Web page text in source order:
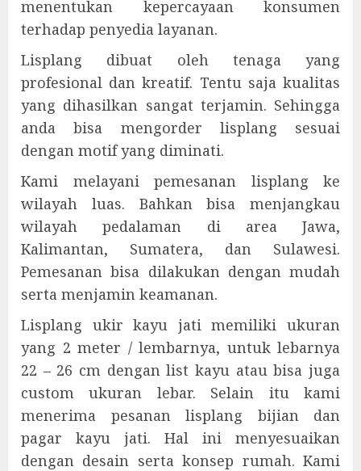
menentukan kepercayaan konsumen
terhadap penyedia layanan.
Lisplang dibuat oleh tenaga yang
profesional dan kreatif. Tentu saja kualitas
yang dihasilkan sangat terjamin. Sehingga
anda bisa mengorder lisplang sesuai
dengan motif yang diminati.
Kami melayani pemesanan lisplang ke
wilayah luas. Bahkan bisa menjangkau
wilayah pedalaman di area Jawa,
Kalimantan, Sumatera, dan Sulawesi.
Pemesanan bisa dilakukan dengan mudah
serta menjamin keamanan.
Lisplang ukir kayu jati memiliki ukuran
yang 2 meter / lembarnya, untuk lebarnya
22 – 26 cm dengan list kayu atau bisa juga
custom ukuran lebar. Selain itu kami
menerima pesanan lisplang bijian dan
pagar kayu jati. Hal ini menyesuaikan
dengan desain serta konsep rumah. Kami